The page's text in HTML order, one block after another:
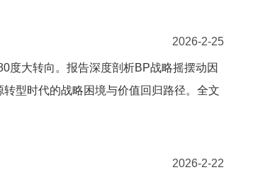
2026-2-25
度大转向。报告深度剖析BP战略摇摆动因
型时代的战略困境与价值回归路径。全文
2026-2-22